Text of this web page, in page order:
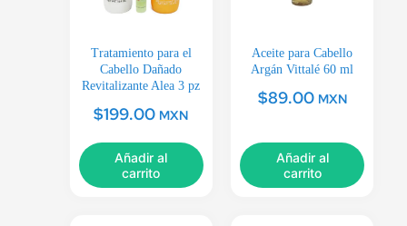
Tratamiento para el
Cabello Dañado
Revitalizante Alea 3 pz
$199.00 MXN
Añadir al
carrito
Aceite para Cabello
Argán Vittalé 60 ml
$89.00 MXN
Añadir al
carrito